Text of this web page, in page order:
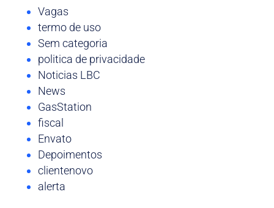
Vagas
termo de uso
Sem categoria
politica de privacidade
Noticias LBC
News
GasStation
fiscal
Envato
Depoimentos
clientenovo
alerta